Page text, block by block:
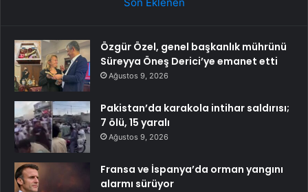
Özgür Özel, genel başkanlık mührünü
Süreyya Öneş Derici’ye emanet etti
Ağustos 9, 2026
Pakistan’da karakola intihar saldırısı;
7 ölü, 15 yaralı
Ağustos 9, 2026
Fransa ve İspanya’da orman yangını
alarmı sürüyor